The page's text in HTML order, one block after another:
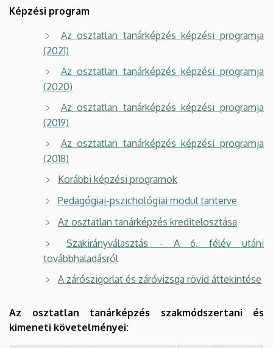
Pedagógusképző
Központ
Képzési program
Az osztatlan tanárképzés képzési programja
(2021)
Az osztatlan tanárképzés képzési programja
(2020)
Az osztatlan tanárképzés képzési programja
(2019)
Az osztatlan tanárképzés képzési programja
(2018)
Korábbi képzési programok
Pedagógiai-pszichológiai modul tanterve
Az osztatlan tanárképzés kreditelosztása
Szakirányválasztás - A 6. félév utáni
továbbhaladásról
A zárószigorlat és záróvizsga rövid áttekintése
Az osztatlan tanárképzés szakmódszertani és
kimeneti követelményei: